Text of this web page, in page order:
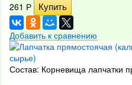
261 Р
Добавить к сравнению
Состав: Корневища лапчатки